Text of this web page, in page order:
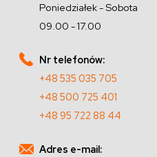
Poniedziałek - Sobota
09.00 - 17.00
Nr telefonów:
+48 535 035 705
+48 500 725 401
+48 95 722 88 44
Adres e-mail: